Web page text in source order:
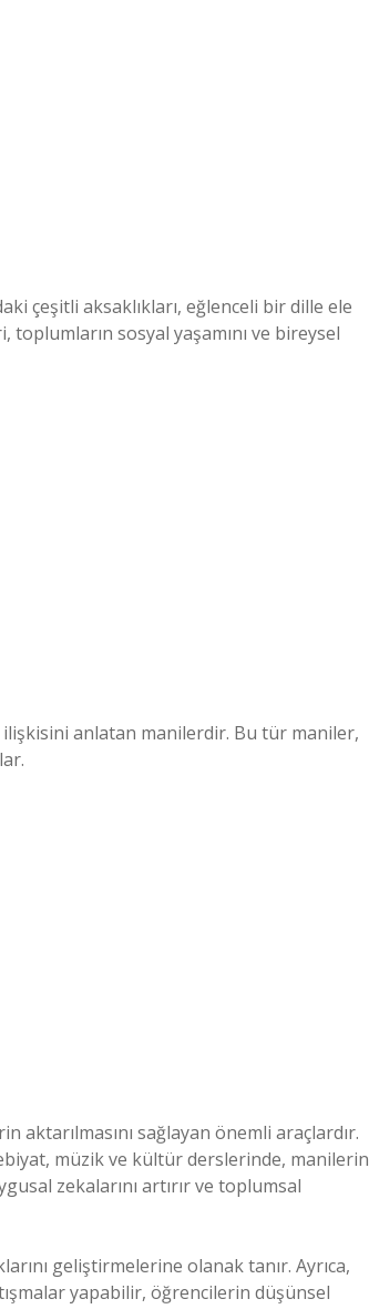
çeşitli aksaklıkları, eğlenceli bir dille ele
sosyal yaşamını ve bireysel
anlatan manilerdir. Bu tür maniler,
sağlayan önemli araçlardır.
müzik ve kültür derslerinde, manilerin
zekalarını artırır ve toplumsal
geliştirmelerine olanak tanır. Ayrıca,
yapabilir, öğrencilerin düşünsel